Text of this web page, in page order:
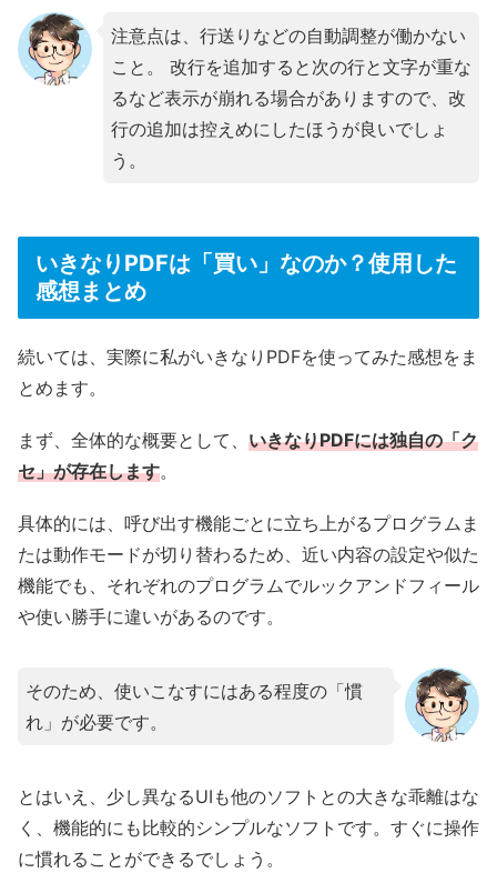
注意点は、行送りなどの自動調整が働かない
こと。 改行を追加すると次の行と文字が重な
るなど表示が崩れる場合がありますので、改
行の追加は控えめにしたほうが良いでしょ
う。
いきなりPDFは「買い」なのか？使用した
感想まとめ
続いては、実際に私がいきなりPDFを使ってみた感想をま
とめます。
まず、全体的な概要として、 いきなりPDFには独自の「ク
セ」が存在します。
具体的には、呼び出す機能ごとに立ち上がるプログラムま
たは動作モードが切り替わるため、近い内容の設定や似た
機能でも、それぞれのプログラムでルックアンドフィール
や使い勝手に違いがあるのです。
そのため、使いこなすにはある程度の「慣
れ」が必要です。
とはいえ、少し異なるUIも他のソフトとの大きな乖離はな
く、機能的にも比較的シンプルなソフトです。すぐに操作
に慣れることができるでしょう。